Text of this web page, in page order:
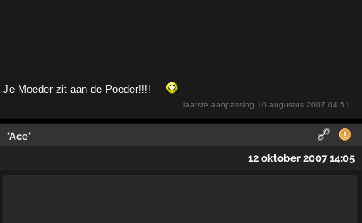
Je Moeder zit aan de Poeder!!!!
laatste aanpassing 10 augustus 2007 04:51
'Ace'
12 oktober 2007 14:05